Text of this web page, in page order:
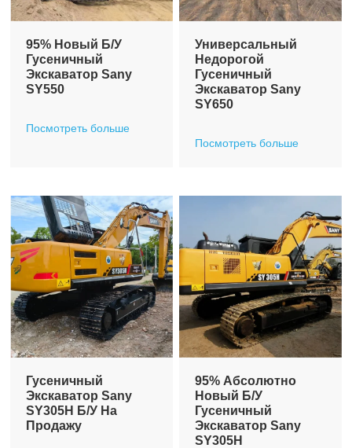
95% Новый Б/у
Гусеничный
Экскаватор Sany
SY550
Посмотреть больше
Универсальный
Недорогой
Гусеничный
Экскаватор Sany
SY650
Посмотреть больше
Гусеничный
Экскаватор Sany
SY305H Б/у На
Продажу
95% Абсолютно
Новый Б/у
Гусеничный
Экскаватор Sany
SY305H